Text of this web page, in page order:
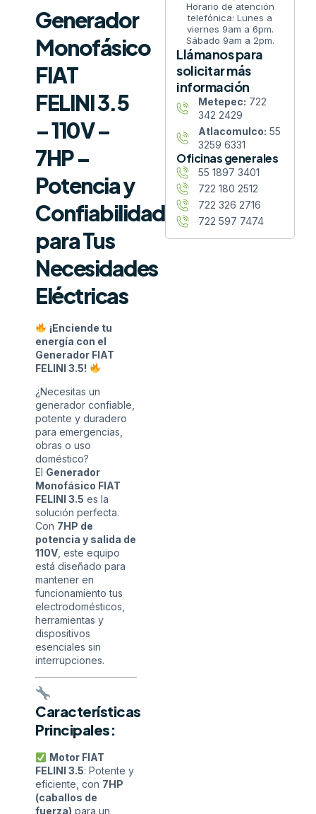
Generador
Monofásico
FIAT
FELINI 3.5
– 110V –
7HP –
Potencia y
Confiabilidad
para Tus
Necesidades
Eléctricas
¡Enciende tu
energía con el
Generador FIAT
FELINI 3.5!
¿Necesitas un
generador confiable,
potente y duradero
para emergencias,
obras o uso
doméstico?
El Generador
Monofásico FIAT
FELINI 3.5 es la
solución perfecta.
Con 7HP de
potencia y salida de
110V , este equipo
está diseñado para
mantener en
funcionamiento tus
electrodomésticos,
herramientas y
dispositivos
esenciales sin
interrupciones.
Características
Principales:
Motor FIAT
FELINI 3.5: Potente y
eficiente, con 7HP
(caballos de
fuerza) para un
Horario de atención
telefónica: Lunes a
viernes 9am a 6pm.
Sábado 9am a 2pm.
Llámanos para
solicitar más
información
Metepec: 722
342 2429
Atlacomulco: 55
3259 6331
Oficinas generales
55 1897 3401
722 180 2512
722 326 2716
722 597 7474